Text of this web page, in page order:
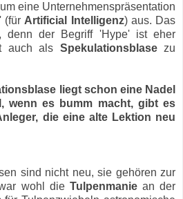
eine Unternehmenspräsentation
(für Artificial Intelligenz) aus. Das
denn der Begriff 'Hype' ist eher
auch als Spekulationsblasezu
liegt schon eine Nadel
wenn es bumm macht, gibt es
die eine alte Lektion neu
sind nicht neu, sie gehören zur
wohl die Tulpenmaniean der